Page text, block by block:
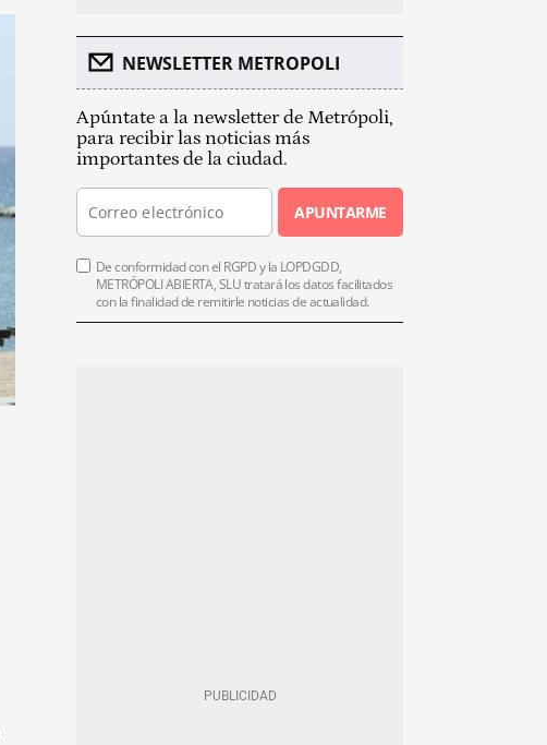
NEWSLETTER METROPOLI
Apúntate a la newsletter de Metrópoli,
para recibir las noticias más
importantes de la ciudad.
APUNTARME
De conformidad con el RGPD y la LOPDGDD,
METRÓPOLI ABIERTA, SLU tratará los datos facilitados
con la finalidad de remitirle noticias de actualidad.